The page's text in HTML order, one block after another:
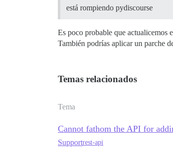
está rompiendo pydiscourse
Es poco probable que actualicemos
También podrías aplicar un parche
Temas relacionados
Tema
Cannot fathom the API for
Supportrest-api